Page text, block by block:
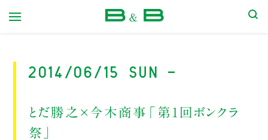
2014/06/15 Sun -
とだ勝之×今木商事「第1回ボンクラ
祭」